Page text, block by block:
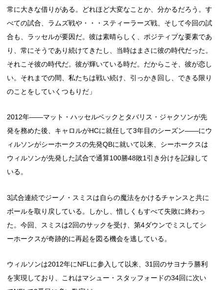
常に大きな借りがある。どれほど大変なことか、分かるだろう。す
べての試合、ラムズ戦や・・・スティーラーズ戦、そして今回の試
合も、ラッセルが要因だ。彼は素晴らしく、ポジティブな要素であ
り、常にそうであり続けてきたし、当時はまさに彼の時代だった。
それこそ彼の時代だ。彼が輝いている時だ。だからこそ、彼が恋し
い。それまでの間、私たちは戦い続け、引っかき回し、できる限り
のことをしていくつもりだ」
2012年――マット・ハッセルベックとタバリス・ジャクソンが先
発を務めた後、キャロルがHCに就任して3年目のシーズン――にウ
ィルソンがシーホークスの先発QBに就いて以来、シーホークスは
ウィルソンが先発した試合で通算100勝48敗1引き分けを記録して
いる。
3試合連続でジーノ・スミスは自らの魔法をかけるチャンスと共に
ボールを取り戻している。しかし、惜しくもすべて失敗に終わっ
た。今回、スミスは2回のサックを受け、第4ダウンでミスしてシ
ーホークスが奇跡的に再起を図る機会を逃している。
ウィルソンは2012年にNFLに参入して以来、31回のサヨナラ勝利
を実現しており、これはマシュー・スタッフォードの34回に次い